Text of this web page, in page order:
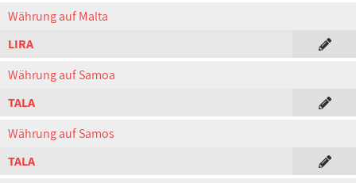
Währung auf Malta
LIRA
Währung auf Samoa
TALA
Währung auf Samos
TALA